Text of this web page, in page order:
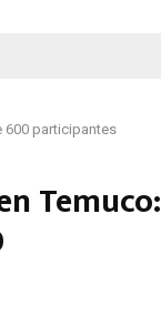
600 participantes
Temuco: